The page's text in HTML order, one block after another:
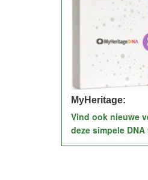
MyHeritage:
Vind ook nieuwe
deze simpele